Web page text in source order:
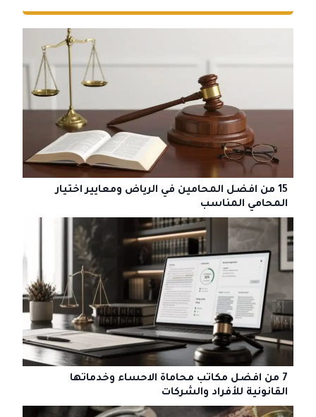
15 من افضل المحامين في الرياض ومعايير اختيار
المحامي المناسب
7 من افضل مكاتب محاماة الاحساء وخدماتها
القانونية للأفراد والشركات